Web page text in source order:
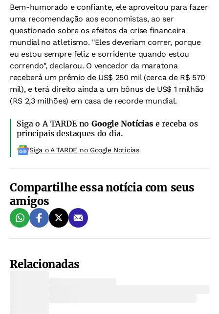
Bem-humorado e confiante, ele aproveitou para fazer
uma recomendação aos economistas, ao ser
questionado sobre os efeitos da crise financeira
mundial no atletismo. "Eles deveriam correr, porque
eu estou sempre feliz e sorridente quando estou
correndo", declarou. O vencedor da maratona
receberá um prêmio de US$ 250 mil (cerca de R$ 570
mil), e terá direito ainda a um bônus de US$ 1 milhão
(RS 2,3 milhões) em casa de recorde mundial.
Siga o A TARDE noGoogle Notíciase receba os
principais destaques do dia.
Siga o A TARDE no Google Noticias
Compartilhe essa notícia com seus
amigos
Relacionadas